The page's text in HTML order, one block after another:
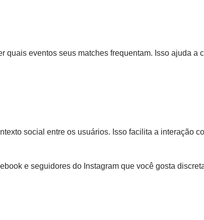
quais eventos seus matches frequentam. Isso ajuda a
social entre os usuários. Isso facilita a interação
e seguidores do Instagram que você gosta